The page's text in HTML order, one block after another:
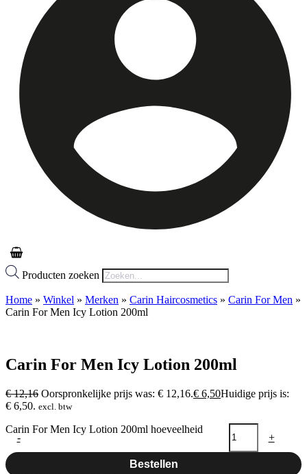
Producten zoeken
Home » Winkel » Merken » Carin Haircosmetics » Carin For Men »
Carin For Men Icy Lotion 200ml
Carin For Men Icy Lotion 200ml
€12,16 Oorspronkelijke prijs was: € 12,16.€ 6,50Huidige prijs is:
€ 6,50. excl. btw
-
Carin For Men Icy Lotion 200ml hoeveelheid
+
Bestellen